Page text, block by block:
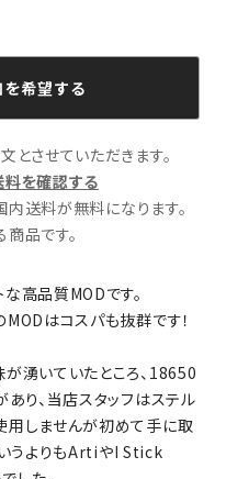
希望する
させていただきます。
料を確認する
送料が無料になります。
品です。
高品質MODです。
はコスパも抜群です！
湧いていたところ、18650
り、当店スタッフはステル
用しませんが初めて手に取
いうよりもArtiやI Stick